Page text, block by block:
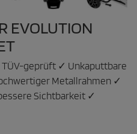
EVOLUTION
geprüft ✓ Unkaputtbare
Metallrahmen ✓
Sichtbarkeit ✓